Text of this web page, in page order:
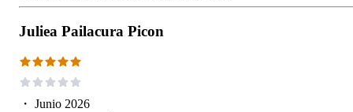
Juliea Pailacura Picon
・ Junio 2026